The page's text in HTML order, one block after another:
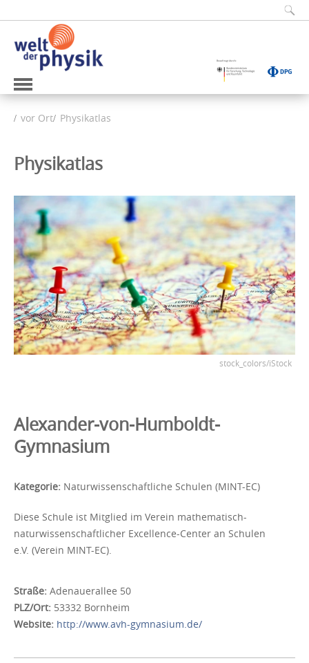
vor Ort Physikatlas
Physikatlas
stock_colors/iStock
Alexander-von-Humboldt-
Gymnasium
Kategorie: Naturwissenschaftliche Schulen (MINT-EC)
Diese Schule ist Mitglied im Verein mathematisch-
naturwissenschaftlicher Excellence-Center an Schulen
e.V. (Verein MINT-EC).
Straße: Adenauerallee 50
PLZ/Ort: 53332 Bornheim
Website: http://www.avh-gymnasium.de/